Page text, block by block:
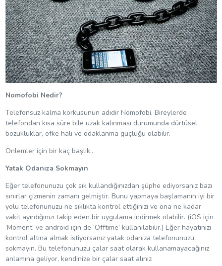
Nomofobi Nedir?
Telefonsuz kalma korkusunun adıdır Nomofobi, Bireylerde
telefondan kısa süre bile uzak kalınması durumunda dürtüsel
bozukluklar, öfke hali ve odaklanma güçlüğü olabilir.
Önlemler için bir kaç başlık..
Yatak Odanıza Sokmayın
Eğer telefonunuzu çok sık kullandığınızdan şüphe ediyorsanız bazı
sınırlar çizmenin zamanı gelmiştir. Bunu yapmaya başlamanın iyi bir
yolu telefonunuzu ne sıklıkta kontrol ettiğinizi ve ona ne kadar
vakit ayırdığınızı takip eden bir uygulama indirmek olabilir. (iOS için
‘Moment’ ve android için de ‘Offtime’ kullanılabilir.) Eğer hayatınızı
kontrol altına almak istiyorsanız yatak odanıza telefonunuzu
sokmayın. Bu telefonunuzu çalar saat olarak kullanamayacağınız
anlamına geliyor, kendinize bir çalar saat alınız